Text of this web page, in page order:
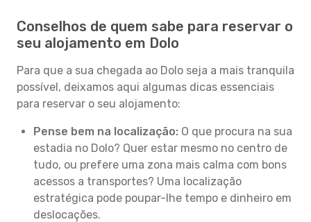
Conselhos de quem sabe para reservar o
seu alojamento em Dolo
Para que a sua chegada ao Dolo seja a mais tranquila
possível, deixamos aqui algumas dicas essenciais
para reservar o seu alojamento:
Pense bem na localização: O que procura na sua
estadia no Dolo? Quer estar mesmo no centro de
tudo, ou prefere uma zona mais calma com bons
acessos a transportes? Uma localização
estratégica pode poupar-lhe tempo e dinheiro em
deslocações.